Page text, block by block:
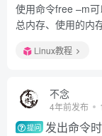
使用命令free –m
总内存、使用的内
Linux教程
不念
4年前发布
提问 发出命令